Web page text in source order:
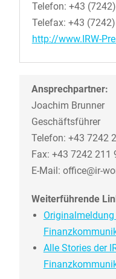
Telefon: +43
Telefax: +43
http://www.IRW-
Ansprechpartner:
Joachim Brunner
Geschäftsführer
Telefon: +43 7242
Fax: +43 7242 211
E-Mail: office@ir-
Weiterführende
Originalmeldung
Alle Stories der